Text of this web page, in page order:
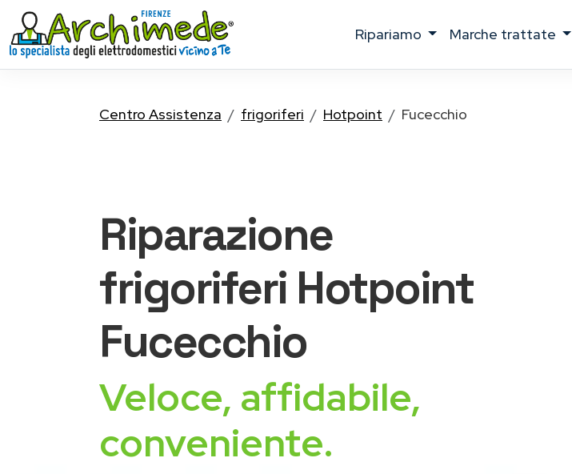
ripariamo marche trattate
Centro Assistenza frigoriferi Hotpoint Fucecchio
Riparazione
frigoriferi Hotpoint
Fucecchio
Veloce, affidabile,
conveniente.